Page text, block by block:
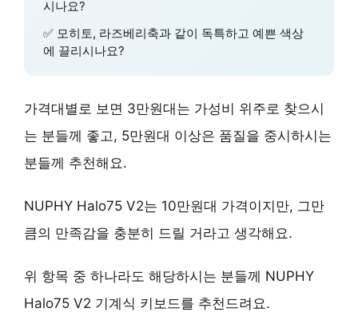
시나요?
✅ 모히토, 라즈베리축과 같이 독특하고 예쁜 색상
에 끌리시나요?
가격대별로 보면 3만원대는 가성비 위주로 찾으시
는 분들께 좋고, 5만원대 이상은 품질을 중시하시는
분들께 추천해요.
NUPHY Halo75 V2는 10만원대 가격이지만, 그만
큼의 만족감을 충분히 드릴 거라고 생각해요.
위 항목 중 하나라도 해당하시는 분들께 NUPHY
Halo75 V2 기계식 키보드를 추천드려요.